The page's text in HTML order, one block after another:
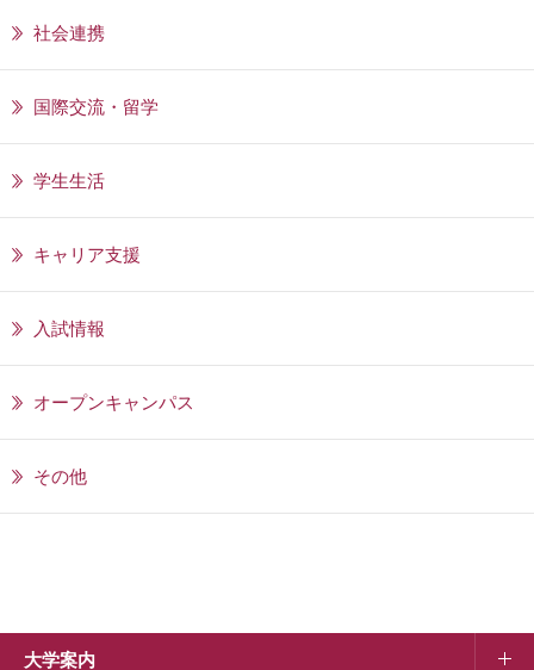
社会連携
国際交流・留学
学生生活
キャリア支援
入試情報
オープンキャンパス
その他
大学案内